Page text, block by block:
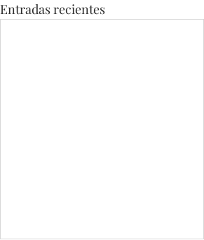
Entradas recientes